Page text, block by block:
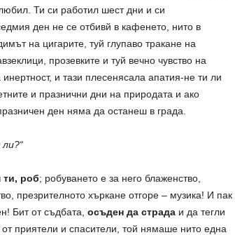
Ти си работил шест дни и си
ден не се отбивй в кафенето, нито в
на цигарите, туй глупаво тракане на
прозевките и туй вечно чувство на
и тази плесенясала апатия-не ти ли
и празнични дни на природата и ако
ден няма да останеш в града.
ти, роб; робуването е за него блаженство,
презрителното хъркане отгоре – музика! И пак
Бит от съдбата, осъден да страдаи да тегли
приятели и спасители, той нямаше нито една